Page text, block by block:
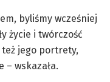
byliśmy wcześniej
życie i twórczość
jego portrety,
wskazała.